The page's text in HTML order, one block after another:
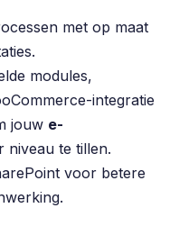
met op maat
modules,
integratie
jouw e-
niveau te tillen.
voor betere